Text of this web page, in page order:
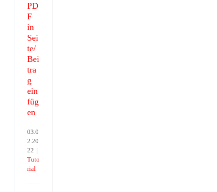
PD
F
in
Sei
te/
Bei
tra
g
ein
füg
en
03.0
2.20
22 |
Tuto
rial